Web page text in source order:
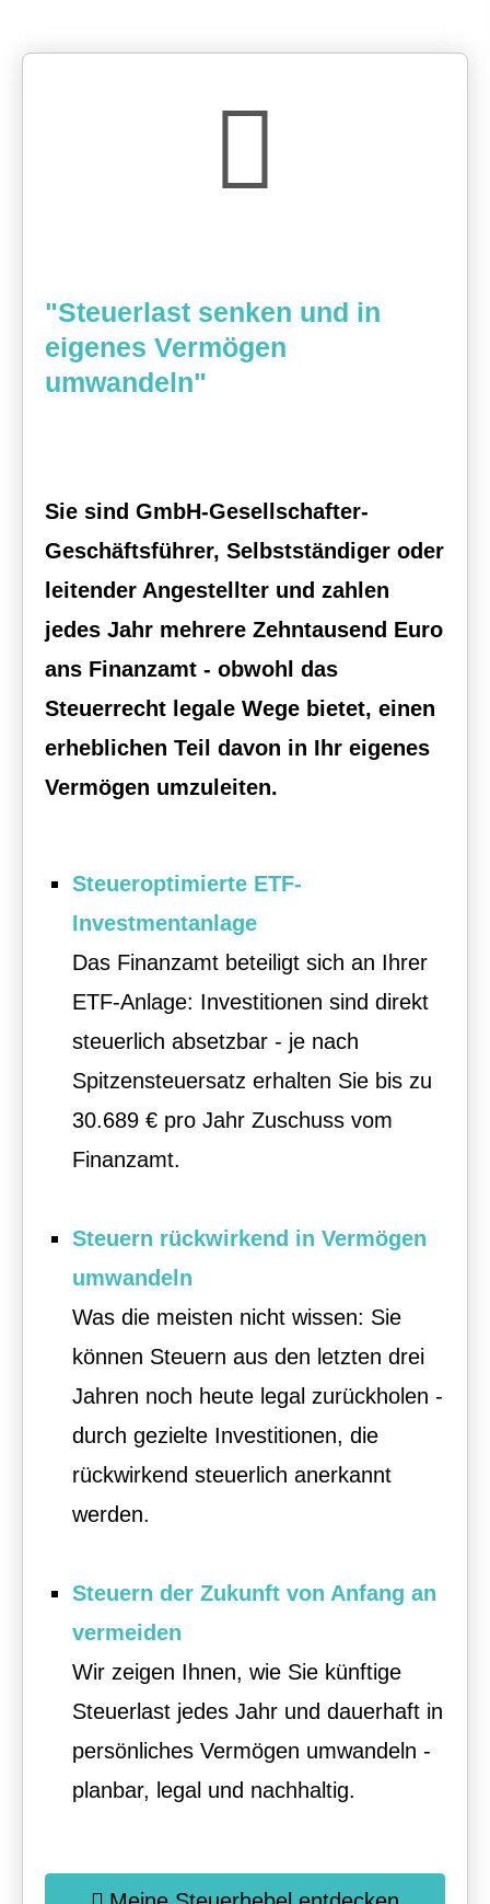
"Steuerlast senken und in
eigenes Vermögen
umwandeln"
Sie sind GmbH-Gesellschafter-
Geschäftsführer, Selbstständiger oder
leitender Angestellter und zahlen
jedes Jahr mehrere Zehntausend Euro
ans Finanzamt - obwohl das
Steuerrecht legale Wege bietet, einen
erheblichen Teil davon in Ihr eigenes
Vermögen umzuleiten.
Steueroptimierte ETF-
Investmentanlage
Das Finanzamt beteiligt sich an Ihrer
ETF-Anlage: Investitionen sind direkt
steuerlich absetzbar - je nach
Spitzensteuersatz erhalten Sie bis zu
30.689 € pro Jahr Zuschuss vom
Finanzamt.
Steuern rückwirkend in Vermögen
umwandeln
Was die meisten nicht wissen: Sie
können Steuern aus den letzten drei
Jahren noch heute legal zurückholen -
durch gezielte Investitionen, die
rückwirkend steuerlich anerkannt
werden.
Steuern der Zukunft von Anfang an
vermeiden
Wir zeigen Ihnen, wie Sie künftige
Steuerlast jedes Jahr und dauerhaft in
persönliches Vermögen umwandeln -
planbar, legal und nachhaltig.